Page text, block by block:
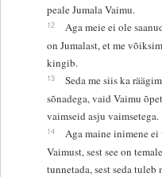
peale Jumala Vaimu.
12
Aga meie ei ole
on Jumalast, et me
kingib.
13
Seda me siis ka
sõnadega, vaid Vaimu
vaimseid asju vaimsetega.
14
Aga maine inimene
Vaimust, sest see on
tunnetada, sest seda tuleb